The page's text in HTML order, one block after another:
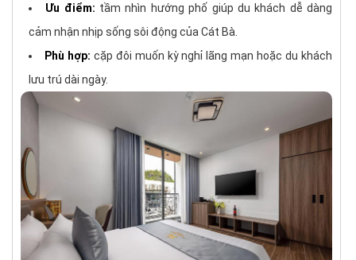
Ưu điểm: tầm nhìn hướng phố giúp du khách dễ dàng
cảm nhận nhịp sống sôi động của Cát Bà.
Phù hợp: cặp đôi muốn kỳ nghỉ lãng mạn hoặc du khách
lưu trú dài ngày.